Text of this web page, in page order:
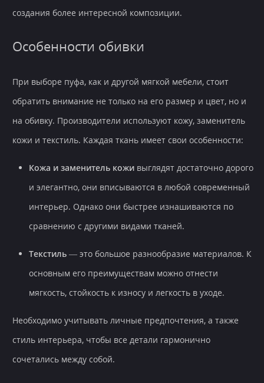
создания более интересной композиции.
Особенности обивки
При выборе пуфа, как и другой мягкой мебели, стоит
обратить внимание не только на его размер и цвет, но и
на обивку. Производители используют кожу, заменитель
кожи и текстиль. Каждая ткань имеет свои особенности:
Кожа и заменитель кожи выглядят достаточно дорого
и элегантно, они вписываются в любой современный
интерьер. Однако они быстрее изнашиваются по
сравнению с другими видами тканей.
Текстиль — это большое разнообразие материалов. К
основным его преимуществам можно отнести
мягкость, стойкость к износу и легкость в уходе.
Необходимо учитывать личные предпочтения, а также
стиль интерьера, чтобы все детали гармонично
сочетались между собой.